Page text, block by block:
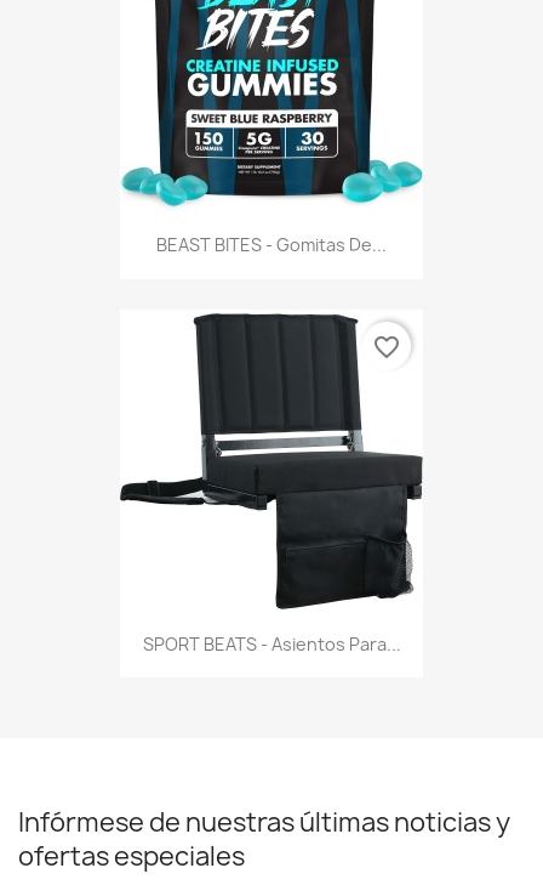
BEAST BITES - Gomitas De...
SPORT BEATS - Asientos Para...
favorite_border
Infórmese de nuestras últimas noticias y
ofertas especiales